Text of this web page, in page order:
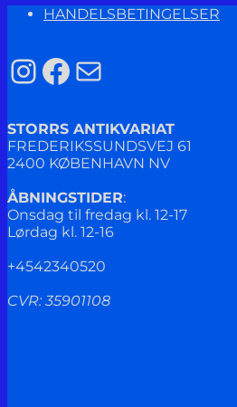
HANDELSBETINGELSER
Instagram
Facebook
Mail
STORRS ANTIKVARIAT
FREDERIKSSUNDSVEJ 61
2400 KØBENHAVN NV
ÅBNINGSTIDER:
Onsdag til fredag kl. 12-17
Lørdag kl. 12-16
+4542340520
CVR: 35901108